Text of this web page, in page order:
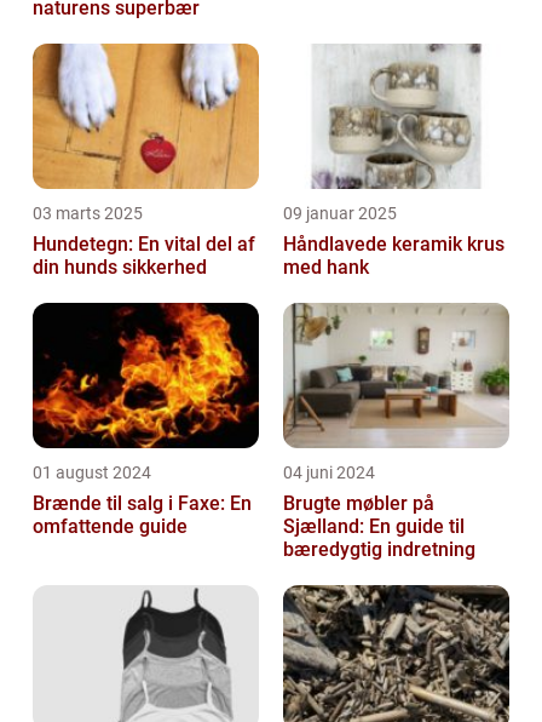
naturens superbær
03 marts 2025
Hundetegn: En vital del af
din hunds sikkerhed
09 januar 2025
Håndlavede keramik krus
med hank
01 august 2024
Brænde til salg i Faxe: En
omfattende guide
04 juni 2024
Brugte møbler på
Sjælland: En guide til
bæredygtig indretning